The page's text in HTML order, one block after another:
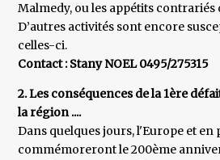
Malmedy, ou les appétits contrariés
D’autres activités sont encore
celles-ci.
Contact : Stany NOEL 0495/275315
2. Les conséquences de la 1ère
la région ....
Dans quelques jours, l'Europe et
commémoreront le 200ème